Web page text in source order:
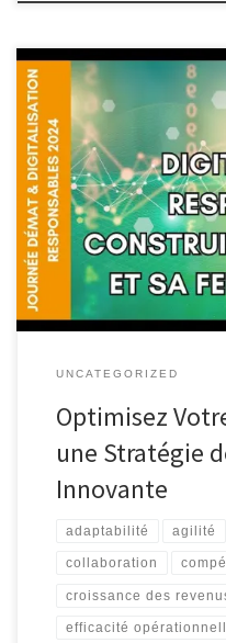
La Stratégie de Digitalisation
l’Ère Numérique La
incontournable pour les
compétitives dans un monde
stratégie de digitalisation
digitales dans tous les
UNCATEGORIZED
Optimisez
une Stratégie
Innovante
adaptabilité agilité
collaboration
croissance des
efficacité